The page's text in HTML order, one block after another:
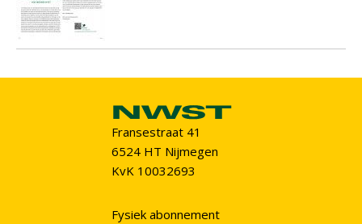
Fransestraat 41
6524 HT Nijmegen
KvK 10032693
Fysiek abonnement